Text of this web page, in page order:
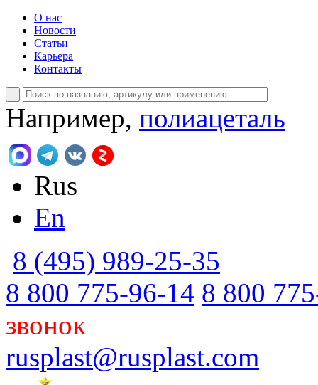
О нас
Новости
Статьи
Карьера
Контакты
Например, полиацеталь
Rus
En
8 (495) 989-25-35
8 800 775-96-14 8 800
звонок
rusplast@rusplast.com